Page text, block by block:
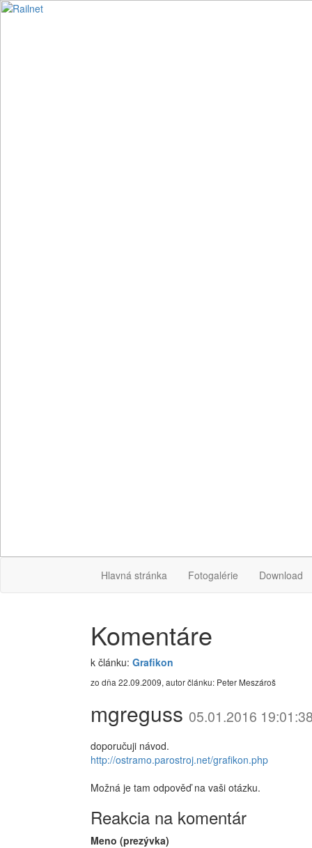
Hlavná stránka Fotogalérie Download
Komentáre
k článku: Grafikon
zo dňa 22.09.2009, autor článku: Peter Meszároš
mgreguss 05.01.2016
doporučuji návod.
http://ostramo.parostroj.net/grafikon.php
Možná je tam odpověď na vaši otázku.
Reakcia na komentár
Meno (prezývka)